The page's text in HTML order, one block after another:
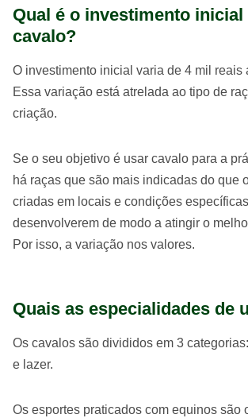
Qual é o investimento
cavalo?
O investimento inicial varia de 4 mil reais
Essa variação está atrelada ao tipo de
criação.
Se o seu objetivo é usar cavalo para a
há raças que são mais indicadas do que
criadas em locais e condições
desenvolverem de modo a atingir o
Por isso, a variação nos valores.
Quais as especialidades de
Os cavalos são divididos em 3
e lazer.
Os esportes praticados com equinos são